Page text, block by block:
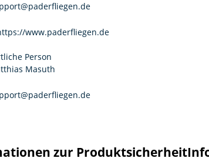
www.paderfliegen.de
Person
Masuth
zur Produktsicherheit